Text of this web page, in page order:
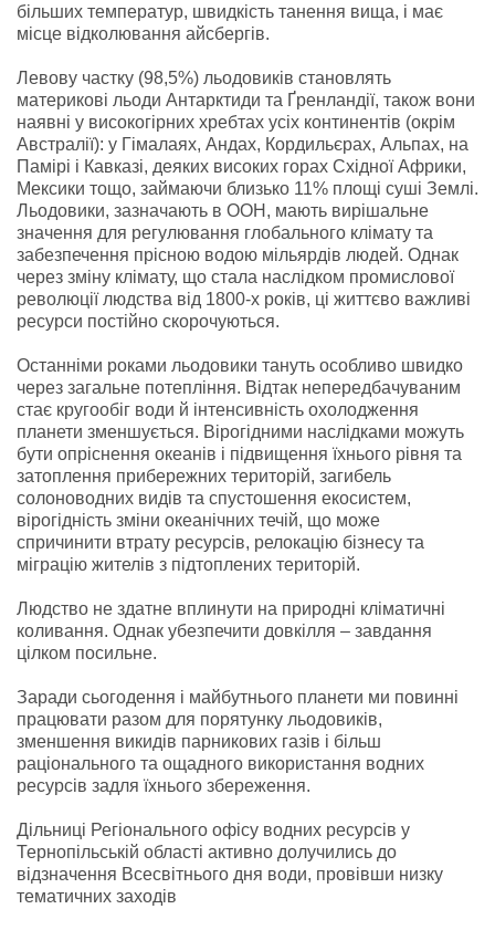
більших температур, швидкість танення вища, і має
місце відколювання айсбергів.
Левову частку (98,5%) льодовиків становлять
материкові льоди Антарктиди та Ґренландії, також вони
наявні у високогірних хребтах усіх континентів (окрім
Австралії): у Гімалаях, Андах, Кордильєрах, Альпах, на
Памірі і Кавказі, деяких високих горах Східної Африки,
Мексики тощо, займаючи близько 11% площі суші Землі.
Льодовики, зазначають в ООН, мають вирішальне
значення для регулювання глобального клімату та
забезпечення прісною водою мільярдів людей. Однак
через зміну клімату, що стала наслідком промислової
революції людства від 1800-х років, ці життєво важливі
ресурси постійно скорочуються.
Останніми роками льодовики тануть особливо швидко
через загальне потепління. Відтак непередбачуваним
стає кругообіг води й інтенсивність охолодження
планети зменшується. Вірогідними наслідками можуть
бути опріснення океанів і підвищення їхнього рівня та
затоплення прибережних територій, загибель
солоноводних видів та спустошення екосистем,
вірогідність зміни океанічних течій, що може
спричинити втрату ресурсів, релокацію бізнесу та
міграцію жителів з підтоплених територій.
Людство не здатне вплинути на природні кліматичні
коливання. Однак убезпечити довкілля – завдання
цілком посильне.
Заради сьогодення і майбутнього планети ми повинні
працювати разом для порятунку льодовиків,
зменшення викидів парникових газів і більш
раціонального та ощадного використання водних
ресурсів задля їхнього збереження.
Дільниці Регіонального офісу водних ресурсів у
Тернопільській області активно долучились до
відзначення Всесвітнього дня води, провівши низку
тематичних заходів